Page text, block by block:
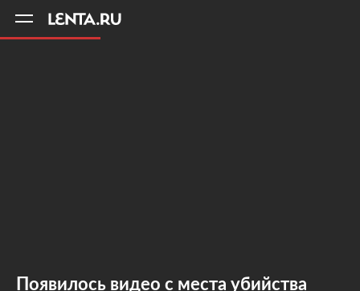
Появилось видео с места убийства